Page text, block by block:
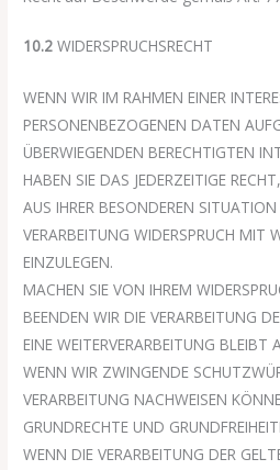
10.2 WIDERSPRUCHSRECHT
WENN WIR IM RAHMEN EINER
PERSONENBEZOGENEN DATEN
ÜBERWIEGENDEN BERECHTIGTEN
HABEN SIE DAS JEDERZEITIGE
AUS IHRER BESONDEREN
VERARBEITUNG WIDERSPRUCH MIT
EINZULEGEN.
MACHEN SIE VON IHREM
BEENDEN WIR DIE VERARBEITUNG
EINE WEITERVERARBEITUNG BLEIBT
WENN WIR ZWINGENDE
VERARBEITUNG NACHWEISEN
GRUNDRECHTE UND
WENN DIE VERARBEITUNG DER